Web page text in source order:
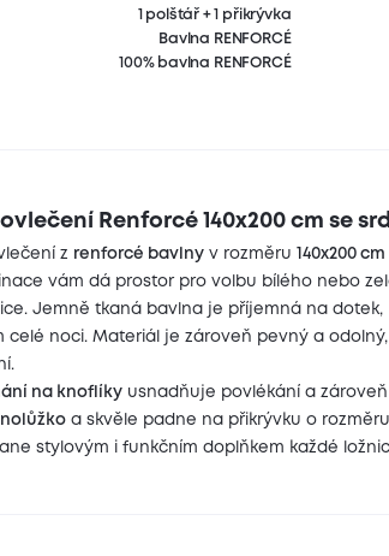
1 polštář + 1 přikrývka
Bavlna RENFORCÉ
100% bavlna RENFORCÉ
Renforcé 140x200 cm se
z renforcé bavlny v rozměru140x200 cm
vám dá prostor pro volbu bílého nebo
Jemně tkaná bavlna je příjemná na
celé noci. Materiál je zároveň pevný a
na knoflíky usnadňuje povlékání a
a skvěle padne na přikrývku o
stylovým i funkčním doplňkem každé